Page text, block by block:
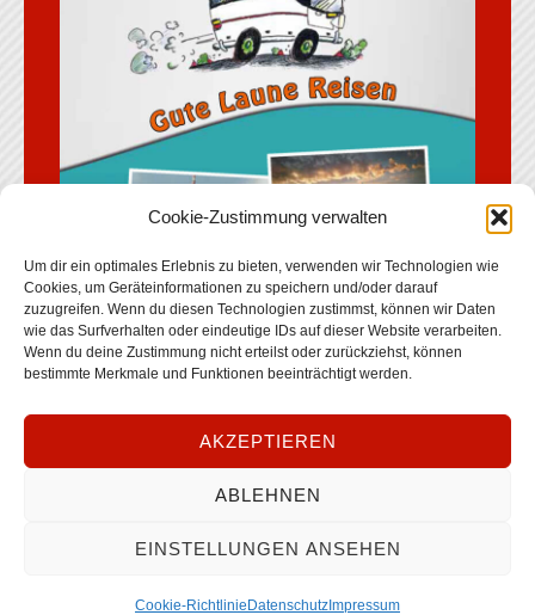
Cookie-Zustimmung verwalten
Um dir ein optimales Erlebnis zu bieten, verwenden wir Technologien wie
Cookies, um Geräteinformationen zu speichern und/oder darauf
zuzugreifen. Wenn du diesen Technologien zustimmst, können wir Daten
wie das Surfverhalten oder eindeutige IDs auf dieser Website verarbeiten.
Wenn du deine Zustimmung nicht erteilst oder zurückziehst, können
bestimmte Merkmale und Funktionen beeinträchtigt werden.
AKZEPTIEREN
ABLEHNEN
EINSTELLUNGEN ANSEHEN
Cookie-Richtlinie Datenschutz Impressum
Datenschutz